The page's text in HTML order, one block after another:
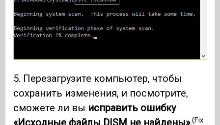
5. Перезагрузите компьютер, чтобы
сохранить изменения, и посмотрите,
сможете ли вы исправить ошибку
(Fix